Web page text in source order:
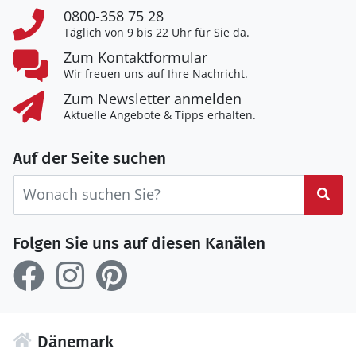
0800-358 75 28
Täglich von 9 bis 22 Uhr für Sie da.
Zum Kontaktformular
Wir freuen uns auf Ihre Nachricht.
Zum Newsletter anmelden
Aktuelle Angebote & Tipps erhalten.
Auf der Seite suchen
Folgen Sie uns auf diesen Kanälen
Dänemark